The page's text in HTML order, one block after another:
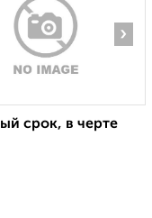
›
срок, в черте